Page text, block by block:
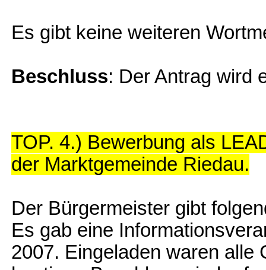
Es gibt keine weiteren
Beschluss: Der Antrag wird
TOP. 4.) Bewerbung als
der Marktgemeinde Riedau.
Der Bürgermeister gibt
Es gab eine
2007. Eingeladen waren alle